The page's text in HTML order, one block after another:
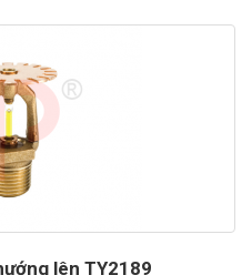
lên TY2189